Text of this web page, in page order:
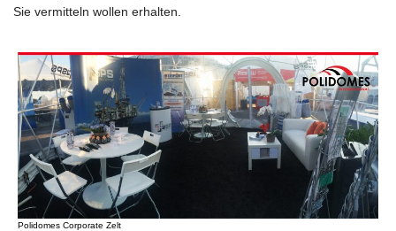
Sie vermitteln wollen erhalten.
Polidomes Corporate Zelt